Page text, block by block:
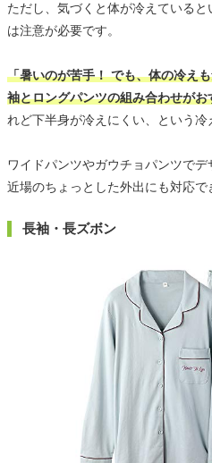
ただし、気づくと体が冷えている
は注意が必要です。
「暑いのが苦手！ でも、体の冷え
袖とロングパンツの組み合わせがお
れど下半身が冷えにくい、という冷
ワイドパンツやガウチョパンツでデ
近場のちょっとした外出にも対応で
長袖・長ズボン